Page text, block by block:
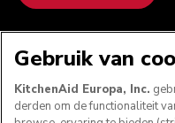
Gebruik van
KitchenAid Europa, Inc.
derden om de functionaliteit